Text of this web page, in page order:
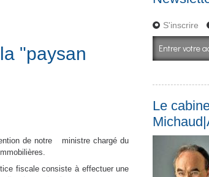
"paysan
de notre ministre chargé du
fiscale consiste à effectuer une
S'inscrire
Le